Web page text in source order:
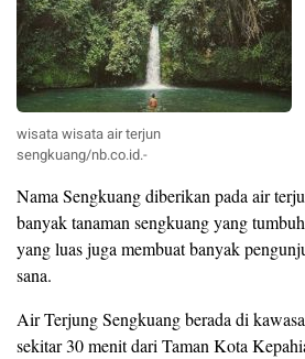
wisata wisata air terjun
sengkuang/nb.co.id.-
Nama Sengkuang diberikan pada air
banyak tanaman sengkuang yang
yang luas juga membuat banyak
sana.
Air Terjung Sengkuang berada di
sekitar 30 menit dari Taman Kota